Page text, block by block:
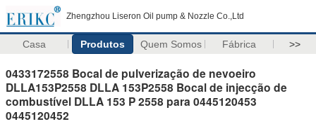
Zhengzhou Liseron Oil pump & Nozzle Co.,Ltd
Casa Produtos Quem Somos Fábrica >>
0433172558 Bocal de pulverização de nevoeiro
DLLA153P2558 DLLA 153P2558 Bocal de injecção de
combustível DLLA 153 P 2558 para 0445120453
0445120452